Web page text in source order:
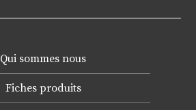
Qui sommes nous
Fiches produits